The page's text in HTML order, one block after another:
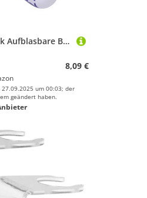
Toyvian 2 Stück Aufblasbare Baseballschläger Mit Usa Flaggen Design PVC Robuste Konstruktion Für Outdoor Spiele Für Partys Und Feiern Einfach Zu Transportieren
8,09 €
um 00:03; der
geändert haben.